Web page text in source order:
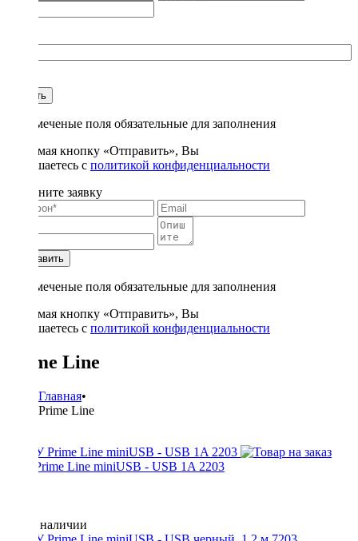
Купить
* - отмеченые поля обязательные для заполнения
Нажимая кнопку «Отправить», Вы
соглашаетесь с политикой конфиденциальности
Заполните заявку
Отправить
* - отмеченые поля обязательные для заполнения
Нажимая кнопку «Отправить», Вы
соглашаетесь с политикой конфиденциальности
Prime Line
Главная•
Prime Line
АЗУ Prime Line miniUSB - USB 1A 2203
Нет в наличии